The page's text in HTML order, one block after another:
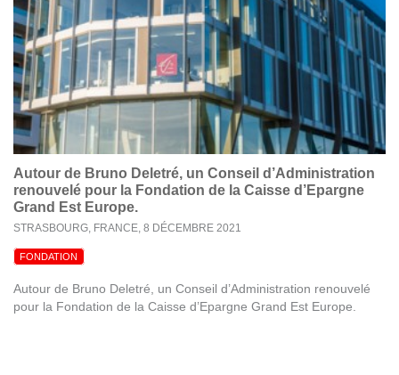
Autour de Bruno Deletré, un Conseil d’Administration
renouvelé pour la Fondation de la Caisse d’Epargne
Grand Est Europe.
STRASBOURG, FRANCE, 8 DÉCEMBRE 2021
FONDATION
Autour de Bruno Deletré, un Conseil d’Administration renouvelé
pour la Fondation de la Caisse d’Epargne Grand Est Europe.